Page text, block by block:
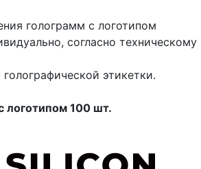
голограмм с логотипом
согласно техническому
этикетки.
логотипом 100 шт.